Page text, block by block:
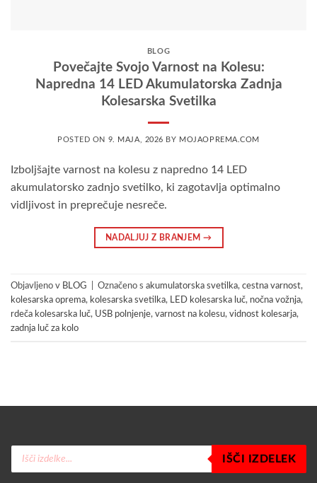
BLOG
Povečajte Svojo Varnost na Kolesu:
Napredna 14 LED Akumulatorska Zadnja
Kolesarska Svetilka
POSTED ON 9. MAJA, 2026 BY MOJAOPREMA.COM
Izboljšajte varnost na kolesu z napredno 14 LED
akumulatorsko zadnjo svetilko, ki zagotavlja optimalno
vidljivost in preprečuje nesreče.
NADALJUJ Z BRANJEM →
Objavljeno v BLOG Označeno s akumulatorska svetilka, cestna varnost,
kolesarska oprema, kolesarska svetilka, LED kolesarska luč, nočna vožnja,
rdeča kolesarska luč, USB polnjenje, varnost na kolesu, vidnost kolesarja,
zadnja luč za kolo
Products
search
IŠČI IZDELEK